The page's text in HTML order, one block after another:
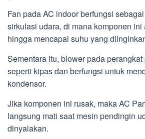
Fan pada AC indoor berfungsi
sirkulasi udara, di mana komponen
hingga mencapai suhu yang
Sementara itu, blower pada
seperti kipas dan berfungsi untuk
kondensor.
Jika komponen ini rusak, maka AC
langsung mati saat mesin pendingin
dinyalakan.